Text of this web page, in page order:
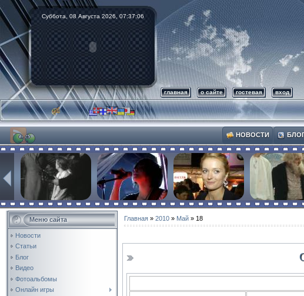
Суббота, 08 Августа 2026, 07:37:07
главная о сайте гостевая вход
НОВОСТИ
Меню сайта
Новости
Статьи
Блог
Видео
Фотоальбомы
Онлайн игры
Главная » 2010 » Май » 18